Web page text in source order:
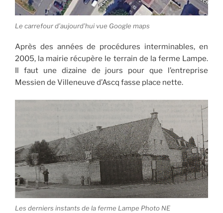
Le carrefour d’aujourd’hui vue Google maps
Après des années de procédures interminables, en
2005, la mairie récupère le terrain de la ferme Lampe.
Il faut une dizaine de jours pour que l’entreprise
Messien de Villeneuve d’Ascq fasse place nette.
Les derniers instants de la ferme Lampe Photo NE